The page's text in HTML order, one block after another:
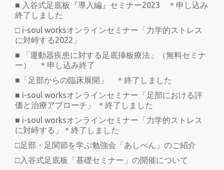
■ 入谷式足底板『導入編』セミナー2023 ＊申し込み
終了しました
□ i-soul worksオンラインセミナー「力学的ストレス
に対峙する2022」
■ 「運動器疾患に対する足底挿板療法」（無料セミナ
ー） ＊申し込み終了
■「足部からの臨床展開」 ＊終了しました
■ i-soul worksオンラインセミナー「足部における評
価と治療アプローチ」 ＊終了しました
■ i-soul worksオンラインセミナー「力学的ストレス
に対峙する」＊終了しました
□足部・足関節を学ぶ勉強会「あしべん」のご紹介
□入谷式足底板「基礎セミナー」の開催について